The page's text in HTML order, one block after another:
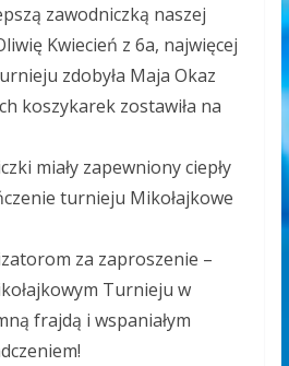
zawodniczką naszej
Kwiecień z 6a, najwięcej
zdobyła Maja Okaz
koszykarek zostawiła na
miały zapewniony ciepły
turnieju Mikołajkowe
za zaproszenie –
Turnieju w
frajdą i wspaniałym